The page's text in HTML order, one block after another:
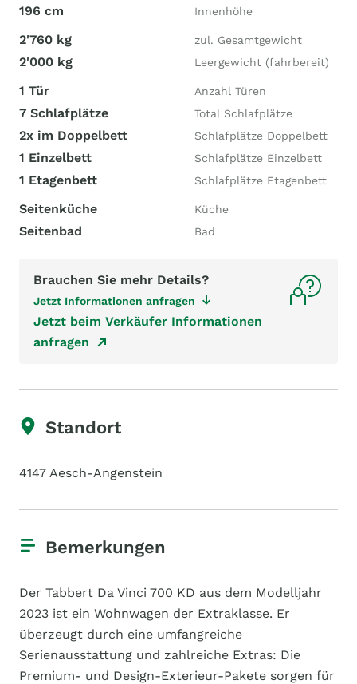
196 cm Innenhöhe
2'760 kg zul. Gesamtgewicht
2'000 kg Leergewicht (fahrbereit)
1 Tür Anzahl Türen
7 Schlafplätze Total Schlafplätze
2x im Doppelbett Schlafplätze Doppelbett
1 Einzelbett Schlafplätze Einzelbett
1 Etagenbett Schlafplätze Etagenbett
Seitenküche Küche
Seitenbad Bad
Brauchen Sie mehr Details?
Jetzt Informationen anfragen
Jetzt beim Verkäufer Informationen
anfragen
Standort
4147 Aesch-Angenstein
Bemerkungen
Der Tabbert Da Vinci 700 KD aus dem Modelljahr
2023 ist ein Wohnwagen der Extraklasse. Er
überzeugt durch eine umfangreiche
Serienausstattung und zahlreiche Extras: Die
Premium- und Design-Exterieur-Pakete sorgen für